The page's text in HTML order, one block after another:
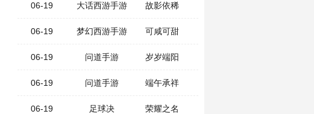
06-19 大话西游手游 故影依稀
06-19 梦幻西游手游 可咸可甜
06-19 问道手游 岁岁端阳
06-19 问道手游 端午承祥
06-19 足球决 荣耀之名